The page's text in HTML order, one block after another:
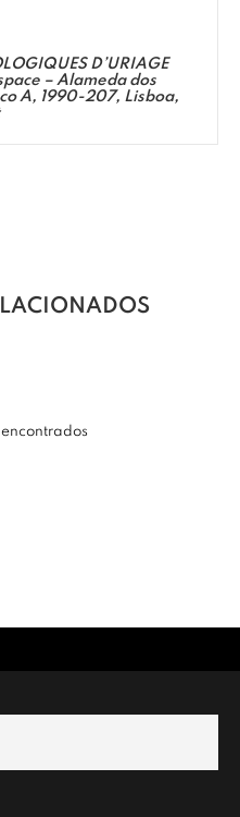
D’URIAGE
– Alameda dos
A, 1990-207, Lisboa,